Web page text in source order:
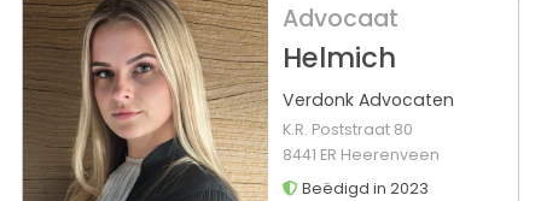
Advocaat
Helmich
Verdonk Advocaten
K.R. Poststraat 80
8441 ER Heerenveen
Beëdigd in 2023